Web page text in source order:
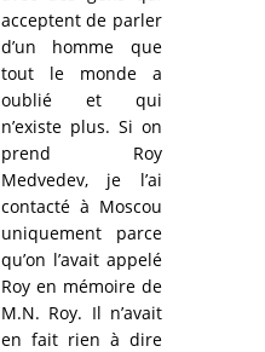
acceptent de parler
d’un homme que
tout le monde a
oublié et qui
n’existe plus. Si on
prend Roy
Medvedev, je l’ai
contacté à Moscou
uniquement parce
qu’on l’avait appelé
Roy en mémoire de
M.N. Roy. Il n’avait
en fait rien à dire